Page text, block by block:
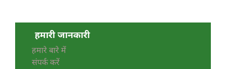
हमारी जानकारी
हमारे बारे में
संपर्क करें